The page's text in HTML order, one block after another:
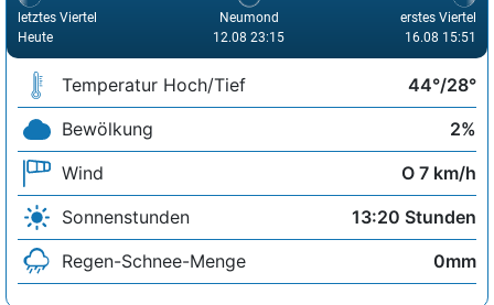
letztes Viertel
Heute
Neumond
12.08 23:15
erstes Viertel
16.08 15:51
Temperatur Hoch/Tief
44°/28°
Bewölkung
2%
Wind
O 7 km/h
Sonnenstunden
13:20 Stunden
Regen-Schnee-Menge
0mm